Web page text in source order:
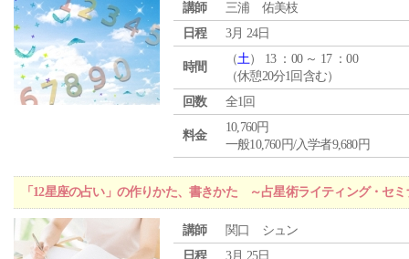
講師
三浦 佑美枝
日程
3月 24日
時間
（土） 13 ：00 ～ 17 ：00
（休憩20分1回含む）
回数
全1回
料金
10,760円
一般10,760円/入学者9,680円
「12星座の占い」の作りかた、書きかた ～占星術ライティング・セミ
講師
関口 シュン
日程
3月 25日